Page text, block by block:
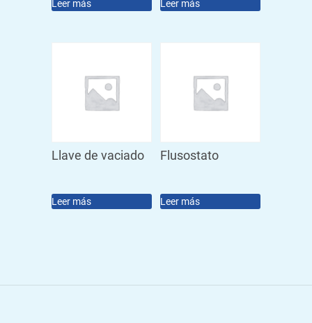
Leer más Leer más
Llave de vaciado
Leer más
Flusostato
Leer más